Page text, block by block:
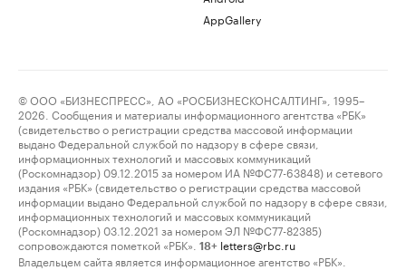
AppGallery
© ООО «БИЗНЕСПРЕСС», АО «РОСБИЗНЕСКОНСАЛТИНГ», 1995–
2026. Сообщения и материалы информационного агентства «РБК»
(свидетельство о регистрации средства массовой информации
выдано Федеральной службой по надзору в сфере связи,
информационных технологий и массовых коммуникаций
(Роскомнадзор) 09.12.2015 за номером ИА №ФС77-63848) и сетевого
издания «РБК» (свидетельство о регистрации средства массовой
информации выдано Федеральной службой по надзору в сфере связи,
информационных технологий и массовых коммуникаций
(Роскомнадзор) 03.12.2021 за номером ЭЛ №ФС77-82385)
сопровождаются пометкой «РБК».
18+ letters@rbc.ru
Владельцем сайта является информационное агентство «РБК».